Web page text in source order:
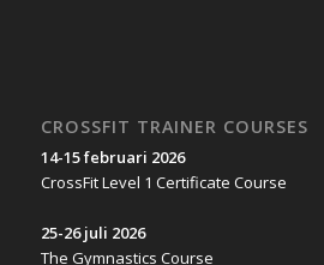
CROSSFIT TRAINER COURSES
14-15 februari 2026
CrossFit Level 1 Certificate Course
25-26 juli 2026
The Gymnastics Course